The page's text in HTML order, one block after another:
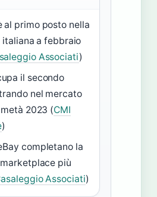
al primo posto nella
a febbraio
Associati)
il secondo
nel mercato
2023 (CMI
)
completano la
più
Associati)